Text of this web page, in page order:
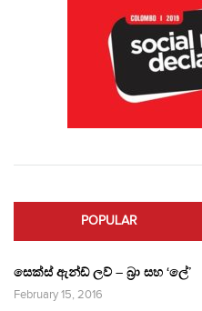
POPULAR
සෙක්ස් ඇන්ඩ් ලව් – බ්‍රා සහ ‘ලේ’
February 15, 2016